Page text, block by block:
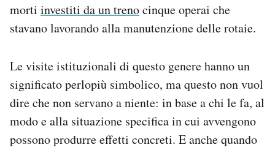
morti investiti da un trenocinque operai che
stavano lavorando alla manutenzione delle rotaie.
Le visite istituzionali di questo genere hanno un
significato perlopiù simbolico, ma questo non vuol
dire che non servano a niente: in base a chi le fa, al
modo e alla situazione specifica in cui avvengono
possono produrre effetti concreti. E anche quando